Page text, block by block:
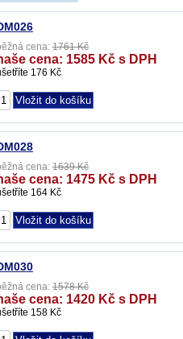
cena: 1761 Kč
cena: 1585 Kč s DPH
176 Kč
cena: 1639 Kč
cena: 1475 Kč s DPH
164 Kč
cena: 1578 Kč
cena: 1420 Kč s DPH
158 Kč